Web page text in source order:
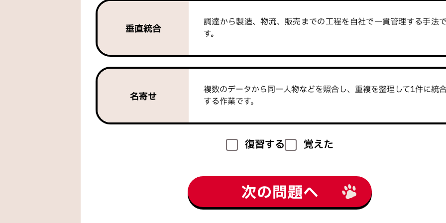
垂直統合
調達から製造、物流、販売までの工程を自社で一貫管理する手法
す。
名寄せ
複数のデータから同一人物などを照合し、重複を整理して1件に統
する作業です。
復習する 覚えた
次の問題へ